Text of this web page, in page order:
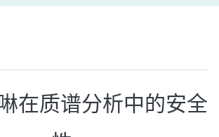
在质谱分析中的安全